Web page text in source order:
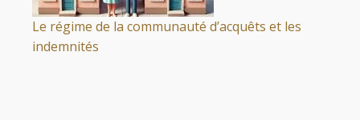
Le régime de la communauté d’acquêts et les
indemnités